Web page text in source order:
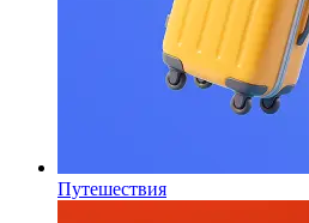
Путешествия